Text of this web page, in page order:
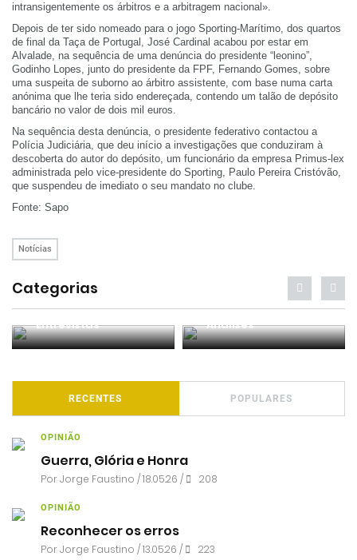
intransigentemente os árbitros e a arbitragem nacional».
Depois de ter sido nomeado para o jogo Sporting-Marítimo, dos quartos
de final da Taça de Portugal, José Cardinal acabou por estar em
Alvalade, na sequência de uma denúncia do presidente “leonino”,
Godinho Lopes, junto do presidente da FPF, Fernando Gomes, sobre
uma suspeita de suborno ao árbitro assistente, com base numa carta
anónima que lhe teria sido endereçada, contendo um talão de depósito
bancário no valor de dois mil euros.
Na sequência desta denúncia, o presidente federativo contactou a
Polícia Judiciária, que deu início a investigações que conduziram à
descoberta do autor do depósito, um funcionário da empresa Primus-lex
administrada pelo vice-presidente do Sporting, Paulo Pereira Cristóvão,
que suspendeu de imediato o seu mandato no clube.
Fonte: Sapo
Notícias
Categorias
Entrevistas Análises
RECENTES POPULARES
OPINIÃO
Guerra, Glória e Honra
PorJorge Faustino / 18.05.26 / 208
OPINIÃO
Reconhecer os erros
PorJorge Faustino / 13.05.26 / 223